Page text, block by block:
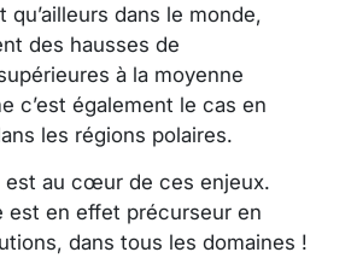
dans le monde,
des hausses de
à la moyenne
c’est également le cas en
les régions polaires.
est au cœur de ces enjeux.
est en effet précurseur en
dans tous les domaines !